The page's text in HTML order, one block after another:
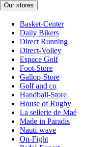
Our stores
Basket-Center
Daily Bikers
Direct Running
Direct-Volley
Espace Golf
Foot-Store
Gallop-Store
Golf and co
Handball-Store
House of Rugby
La sellerie de Maé
Made in Paradis
Nauti-wave
On-Fight